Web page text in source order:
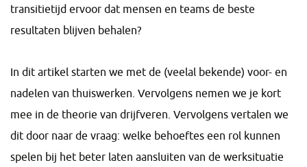
transitietijd ervoor dat mensen en teams de beste
resultaten blijven behalen?
In dit artikel starten we met de (veelal bekende) voor- en
nadelen van thuiswerken. Vervolgens nemen we je kort
mee in de theorie van drijfveren. Vervolgens vertalen we
dit door naar de vraag: welke behoeftes een rol kunnen
spelen bij het beter laten aansluiten van de werksituatie